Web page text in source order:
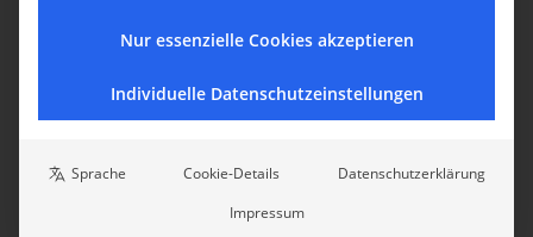
Nur essenzielle Cookies akzeptieren
Individuelle Datenschutzeinstellungen
Sprache Cookie-Details
Datenschutzerklärung
Impressum